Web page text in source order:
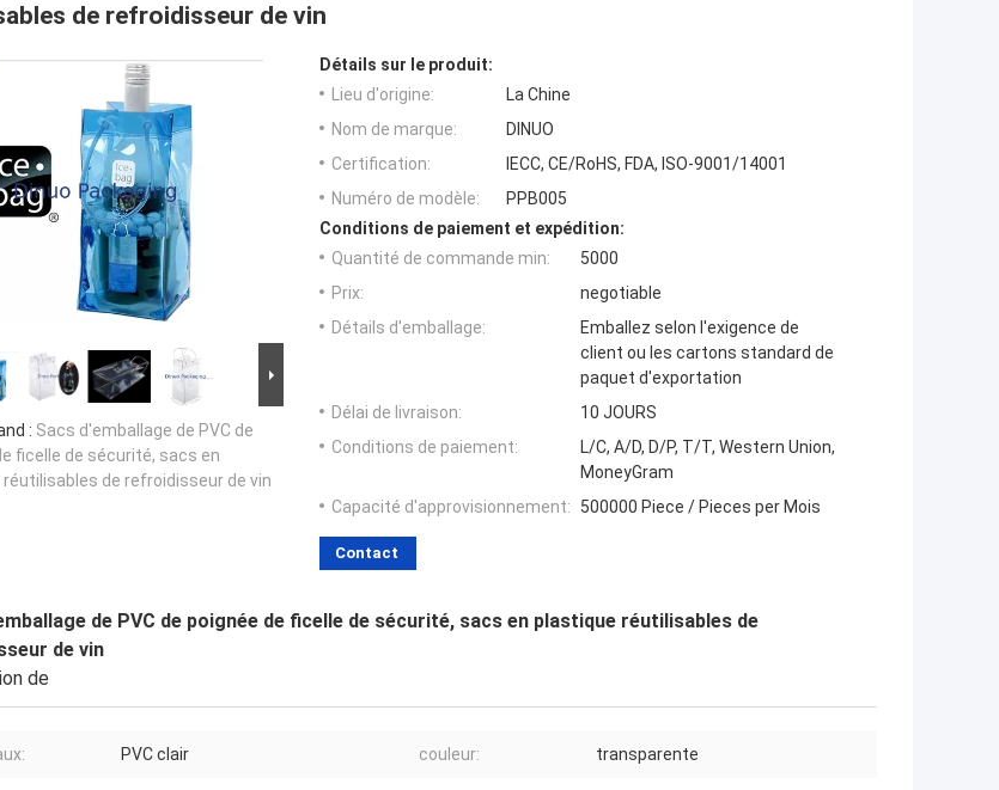
de refroidisseur de vin
: Sacs d'emballage de PVC de
ficelle de sécurité, sacs en
de refroidisseur de vin
Détails sur le produit:
Lieu d'origine:
La Chine
Nom de marque:
DINUO
Certification:
IECC, CE/RoHS, FDA, ISO-9001/14001
Numéro de modèle:
PPB005
Conditions de paiement et expédition:
Quantité de commande min:
5000
Prix:
negotiable
Détails d'emballage:
Emballez selon l'exigence de
client ou les cartons standard de
paquet d'exportation
Délai de livraison:
10 JOURS
Conditions de paiement:
L/C, A/D, D/P, T/T, Western Union,
MoneyGram
Capacité d'approvisionnement:
500000 Piece / Pieces per Mois
Contact
de PVC de poignée de ficelle de sécurité, sacs en plastique réutilisables de
de vin
de
PVC clair couleur: transparente